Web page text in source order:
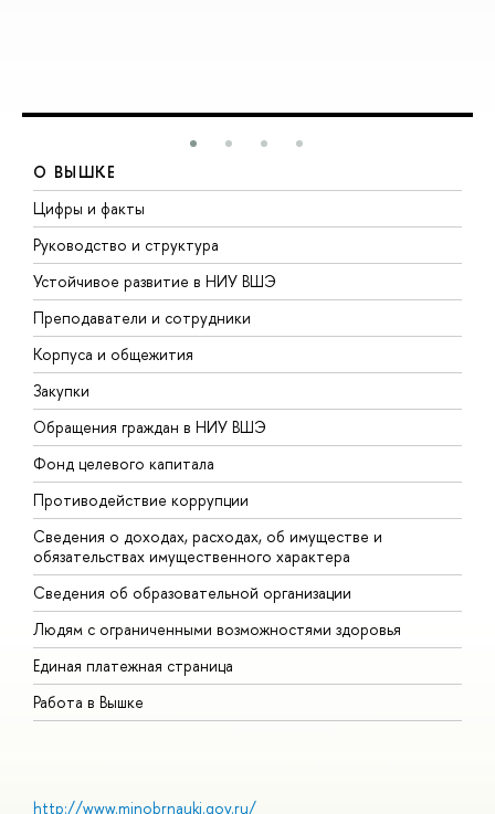
О ВЫШКЕ
Цифры и факты
Руководство и структура
Устойчивое развитие в НИУ ВШЭ
Преподаватели и сотрудники
Корпуса и общежития
Закупки
Обращения граждан в НИУ ВШЭ
Фонд целевого капитала
Противодействие коррупции
Сведения о доходах, расходах, об имуществе и
обязательствах имущественного характера
Сведения об образовательной организации
Людям с ограниченными возможностями здоровья
Единая платежная страница
Работа в Вышке
http://www.minobrnauki.gov.ru/